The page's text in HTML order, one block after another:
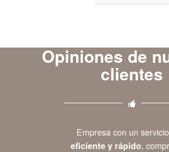
Opiniones de
clientes
Empresa con un
eficiente y rápido,